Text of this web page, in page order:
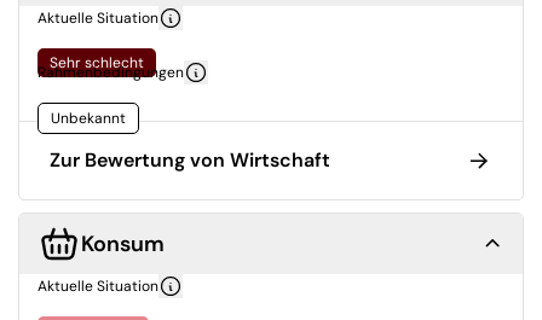
Aktuelle Situation
Sehr schlecht
Rahmenbedingungen
Unbekannt
Zur Bewertung von Wirtschaft
Konsum
Aktuelle Situation